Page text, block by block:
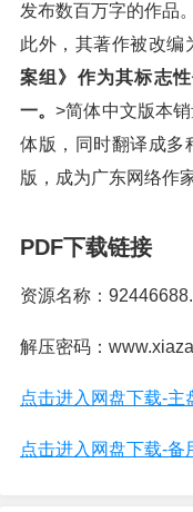
发布数百万字的作品。
此外，其著作被改编
案组》作为其标志
一。>简体中文版本
体版，同时翻译成多
版，成为广东网络作
PDF下载链接
资源名称：
解压密码：
点击进入网盘下载-主
点击进入网盘下载-备